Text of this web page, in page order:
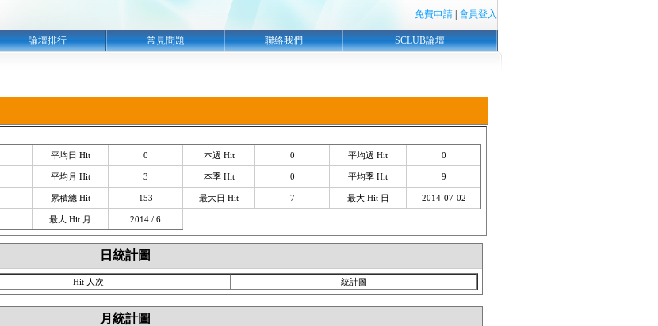
免費申請 會員登入
論壇排行 常見問題 聯絡我們 SCLUB論壇
平均日 Hit 0 本週 Hit 0 平均週 Hit 0
平均月 Hit 3 本季 Hit 0 平均季 Hit 9
累積總 Hit 153 最大日 Hit 7 最大 Hit 日 2014-07-02
最大 Hit 月 2014 / 6
日統計圖
Hit 人次 統計圖
月統計圖